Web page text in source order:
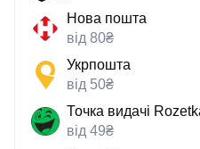
Нова пошта
від 80₴
Укрпошта
від 50₴
Точка видачі
від 49₴